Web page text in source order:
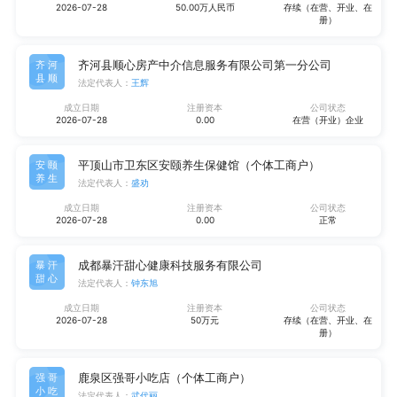
2026-07-28
50.00万人民币
存续（在营、开业、在
册）
齐河
县顺
齐河县顺心房产中介信息服务有限公司第一分公司
法定代表人： 王辉
成立日期
2026-07-28
注册资本
0.00
公司状态
在营（开业）企业
安颐
养生
平顶山市卫东区安颐养生保健馆（个体工商户）
法定代表人： 盛劝
成立日期
2026-07-28
注册资本
0.00
公司状态
正常
暴汗
甜心
成都暴汗甜心健康科技服务有限公司
法定代表人： 钟东旭
成立日期
2026-07-28
注册资本
50万元
公司状态
存续（在营、开业、在
册）
强哥
小吃
鹿泉区强哥小吃店（个体工商户）